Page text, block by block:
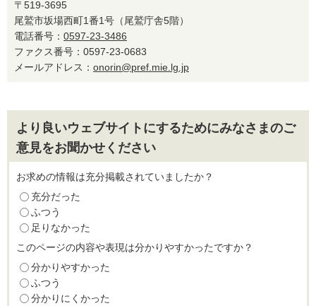
〒519-3695
尾鷲市坂場西町1番1号（尾鷲庁舎5階）
電話番号： 0597-23-3486
ファクス番号：0597-23-0683
メールアドレス： onorin@pref.mie.lg.jp
より良いウェブサイトにするためにみなさまのご
意見をお聞かせください
お求めの情報は充分掲載されていましたか？
充分だった
ふつう
足りなかった
このページの内容や表現は分かりやすかったですか？
分かりやすかった
ふつう
分かりにくかった